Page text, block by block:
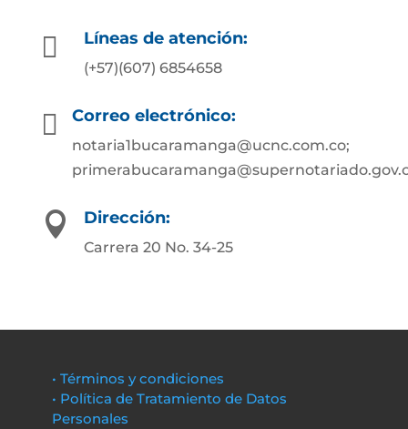
 Líneas de atención:
(+57)(607) 6854658
 Correo electrónico:
notaria1bucaramanga@ucnc.com.co;
 Dirección:
Carrera 20 No. 34-25
• Términos y condiciones
• Política de Tratamiento de Datos
Personales